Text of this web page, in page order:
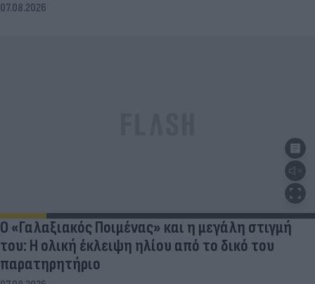
07.08.2026
Ο «Γαλαξιακός Ποιμένας» και η μεγάλη στιγμή
του: Η ολική έκλειψη ηλίου από το δικό του
παρατηρητήριο